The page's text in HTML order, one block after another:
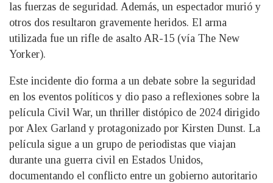
las fuerzas de seguridad. Además, un espectador murió y
otros dos resultaron gravemente heridos. El arma
utilizada fue un rifle de asalto AR-15 (vía The New
Yorker).
Este incidente dio forma a un debate sobre la seguridad
en los eventos políticos y dio paso a reflexiones sobre la
película Civil War, un thriller distópico de 2024 dirigido
por Alex Garland y protagonizado por Kirsten Dunst. La
película sigue a un grupo de periodistas que viajan
durante una guerra civil en Estados Unidos,
documentando el conflicto entre un gobierno autoritario